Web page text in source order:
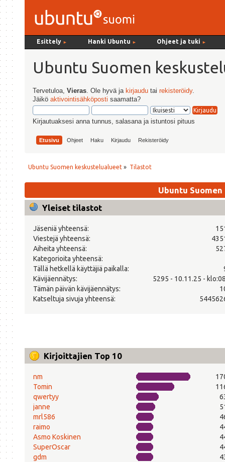
Esittely ► Hanki Ubuntu ► Ohjeet ja tuki ►
Ubuntu Suomen
Tervetuloa,Vieras . Ole hyvä ja kirjaudu tairekisteröidy.
Jäiköaktivointisähköposti saamatta?
Kirjautuaksesi anna tunnus, salasana ja istuntosi pituus
Etusivu Ohjeet Haku Kirjaudu Rekisteröidy
Ubuntu Suomen keskustelualueet » Tilastot
Ubuntu
Yleiset tilastot
Jäseniä yhteensä:
Viestejä yhteensä:
Aiheita yhteensä:
Kategorioita yhteensä:
Tällä hetkellä käyttäjiä paikalla:
Kävijäennätys:
5295 - 10.11.25 -
Tämän päivän kävijäennätys:
Katseltuja sivuja yhteensä:
Kirjoittajien Top 10
nm
Tomin
qwertyy
janne
mrl586
raimo
Asmo Koskinen
SuperOscar
gdm